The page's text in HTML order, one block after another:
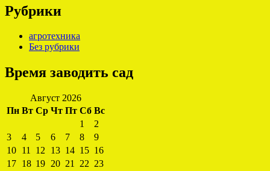
Рубрики
агротехника
Без рубрики
Время заводить сад
Август 2026
Пн Вт Ср Чт Пт Сб Вс
1
2
3
4 5 6 7 8
9
10 11 12 13 14 15 16
17 18 19 20 21 22 23